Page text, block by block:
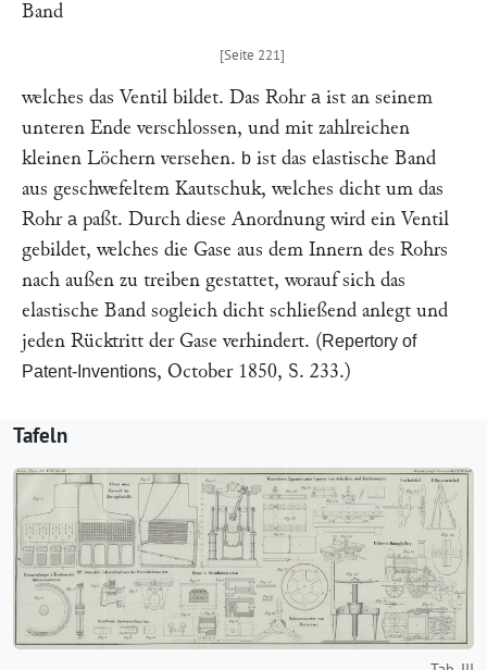
Band
welches das Ventil bildet. Das Rohr a ist an seinem
unteren Ende verschlossen, und mit zahlreichen
kleinen Löchern versehen. b ist das elastische Band
aus geschwefeltem Kautschuk, welches dicht um das
Rohr a paßt. Durch diese Anordnung wird ein Ventil
gebildet, welches die Gase aus dem Innern des Rohrs
nach außen zu treiben gestattet, worauf sich das
elastische Band sogleich dicht schließend anlegt und
jeden Rücktritt der Gase verhindert. (Repertory of
Patent-Inventions, October 1850, S. 233.)
Tafeln